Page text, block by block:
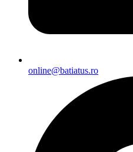
online@batiatus.ro